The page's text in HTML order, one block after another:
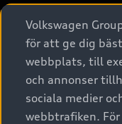
Elbilar
Laddhybrider
A6 modellerna
Privaterbjudanden
Privatleasing
Nya bilar i lager
Service & tillbehör
Tjänstebil
Volkswagen
för att ge dig
webbplats, till
och annonser
sociala medier
webbtrafiken.